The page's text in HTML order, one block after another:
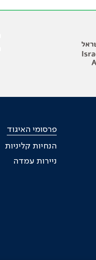
פרסומי האיגוד
הנחיות קליניות
ניירות עמדה